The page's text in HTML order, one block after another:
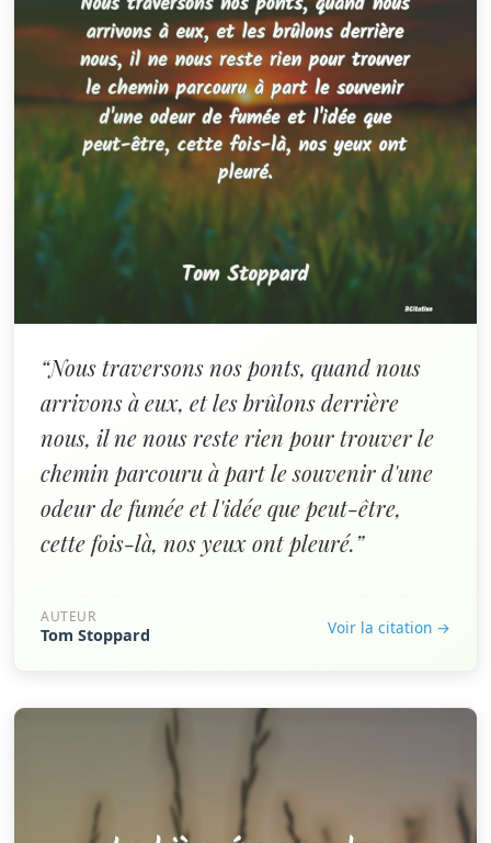
“Nous traversons nos ponts, quand nous
arrivons à eux, et les brûlons derrière
nous, il ne nous reste rien pour trouver le
chemin parcouru à part le souvenir d'une
odeur de fumée et l'idée que peut-être,
cette fois-là, nos yeux ont pleuré.”
AUTEUR
Tom Stoppard Voir la citation →